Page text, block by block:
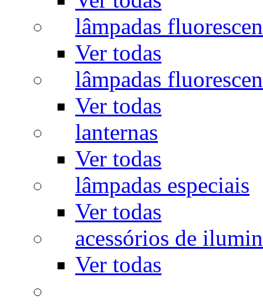
lâmpadas
Ver todas
lâmpadas
Ver todas
lanternas
Ver todas
lâmpadas especiais
Ver todas
acessórios de
Ver todas